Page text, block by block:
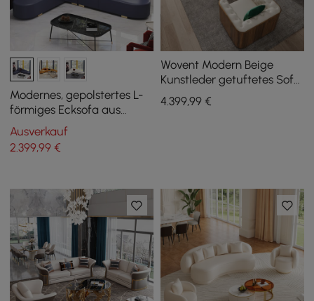
Modernes, gepolstertes L-
förmiges Ecksofa aus
Kunstleder in Blau
Ausverkauf
2.399,99 €
Wovent Modern Beige
Kunstleder getuftetes Sofa
& Loveseat Wohnzimmer
3er Set
4.399,99€